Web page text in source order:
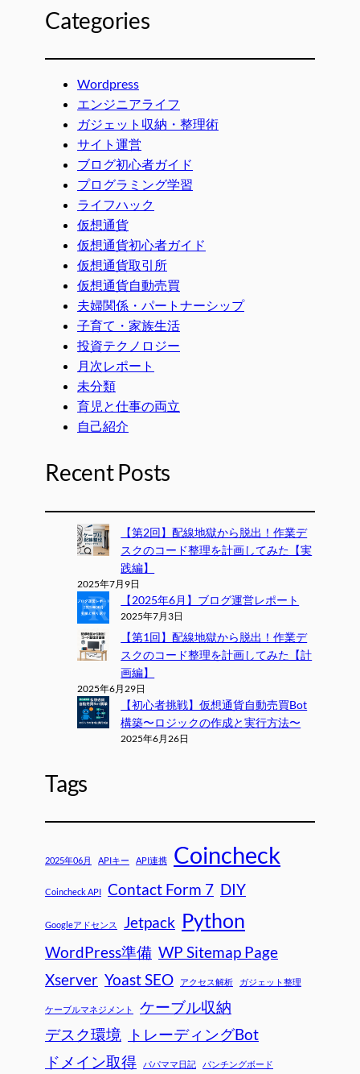
Categories
Wordpress
エンジニアライフ
ガジェット収納・整理術
サイト運営
ブログ初心者ガイド
プログラミング学習
ライフハック
仮想通貨
仮想通貨初心者ガイド
仮想通貨取引所
仮想通貨自動売買
夫婦関係・パートナーシップ
子育て・家族生活
投資テクノロジー
月次レポート
未分類
育児と仕事の両立
自己紹介
Recent Posts
【第2回】配線地獄から脱出！作業デ
スクのコード整理を計画してみた【実
践編】
2025年7月9日
【2025年6月】ブログ運営レポート
2025年7月3日
【第1回】配線地獄から脱出！作業デ
スクのコード整理を計画してみた【計
画編】
2025年6月29日
【初心者挑戦】仮想通貨自動売買Bot
構築〜ロジックの作成と実行方法〜
2025年6月26日
Tags
2025年06月 APIキー API連携 Coincheck
Coincheck API Contact Form 7 DIY
Googleアドセンス Jetpack Python
WordPress準備 WP Sitemap Page
Xserver Yoast SEO アクセス解析 ガジェット整理
ケーブルマネジメント
ケーブル収納
デスク環境
トレーディングBot
ドメイン取得
パパママ日記 パンチングボード